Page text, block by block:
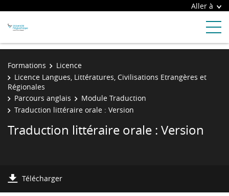
Aller à
Formations
Licence
Licence Langues, Littératures, Civilisations Etrangères et
Régionales
Parcours anglais
Module Traduction
Traduction littéraire orale : Version
Traduction littéraire orale : Version
Télécharger